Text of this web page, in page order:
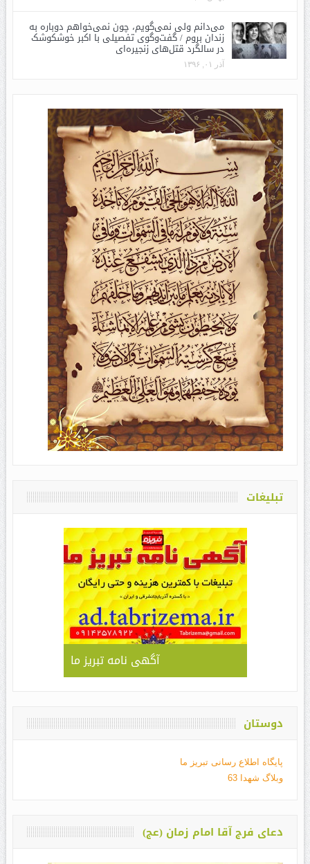
می‌دانم ولی نمی‌گویم، چون نمی‌خواهم دوباره به
زندان بروم / گفت‌وگوی تفصیلی با اکبر خوشکوشک
در سالگرد قتل‌های زنجیره‌ای
آذر ۰۱, ۱۳۹۶
تبلیغات
آگهی نامه تبریز ما
دوستان
پایگاه اطلاع رسانی تبریز ما
وبلاگ شهدا 63
دعای فرج آقا امام زمان (عج)